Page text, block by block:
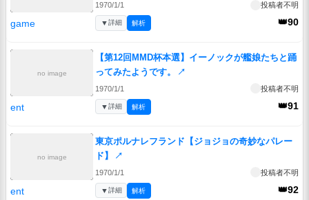
1970/1/1 投稿者不明
game 👑90
▼詳細 解析
no image
【第12回MMD杯本選】イーノックが艦娘たちと踊
ってみたようです。
↗
1970/1/1 投稿者不明
ent 👑91
▼詳細 解析
no image
東京ポルナレフランド【ジョジョの奇妙なパレー
ド】
↗
1970/1/1 投稿者不明
ent 👑92
▼詳細 解析